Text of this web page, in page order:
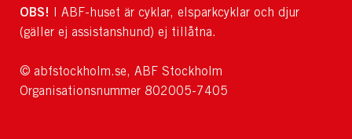
OBS!
I ABF-huset är cyklar, elsparkcyklar och djur
(gäller ej assistanshund) ej tillåtna.
© abfstockholm.se, ABF Stockholm
Organisationsnummer 802005-7405